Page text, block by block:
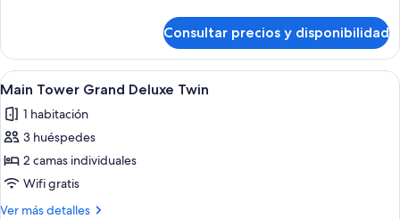
Double
Tower
Grand
Deluxe
Consultar precios y disponibilidad
Abrir
todas
las
fotos
de
Main
Tower
Main Tower Grand Deluxe Twin |
3
Main Tower Grand Deluxe Twin
1 habitación
3 huéspedes
2 camas individuales
Wifi gratis
Ver más detalles
Más